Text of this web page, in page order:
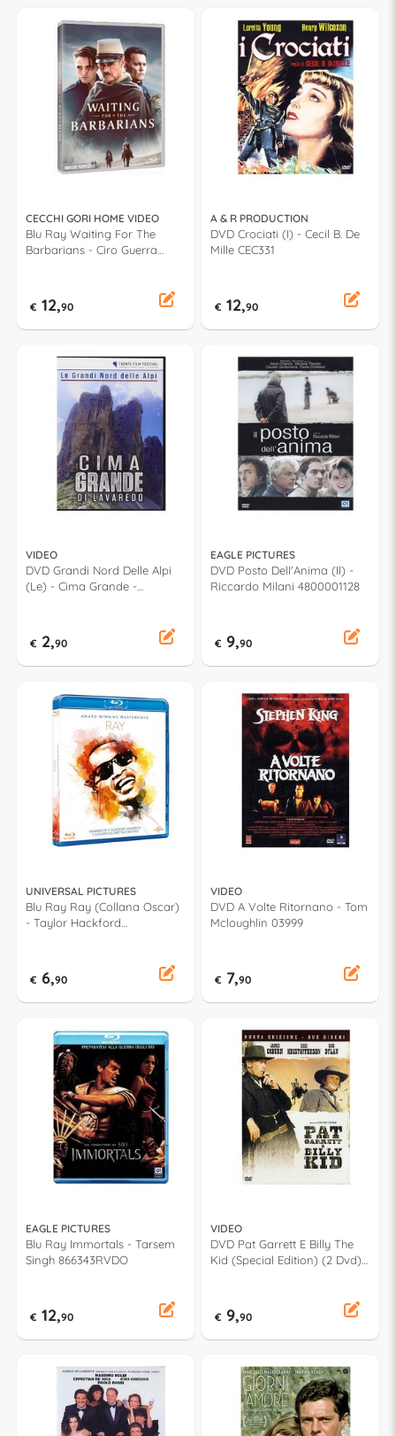
CECCHI GORI HOME VIDEO
Blu Ray Waiting For The
Barbarians - Ciro Guerra
€ 12,90
A & R PRODUCTION
DVD Crociati (I) - Cecil B. De
Mille CEC331
€ 12,90
VIDEO
DVD Grandi Nord Delle Alpi
(Le) - Cima Grande -
€ 2,90
EAGLE PICTURES
DVD Posto Dell'Anima (Il) -
Riccardo Milani 4800001128
€ 9,90
UNIVERSAL PICTURES
Blu Ray Ray (Collana Oscar)
- Taylor Hackford
€ 6,90
VIDEO
DVD A Volte Ritornano - Tom
Mcloughlin 03999
€ 7,90
EAGLE PICTURES
Blu Ray Immortals - Tarsem
Singh 866343RVDO
€ 12,90
VIDEO
DVD Pat Garrett E Billy The
Kid (Special Edition) (2 Dvd) -
€ 9,90